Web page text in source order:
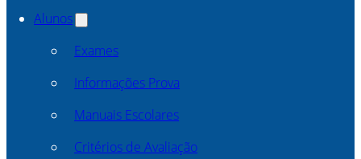
Alunos
Exames
Informações Prova
Manuais Escolares
Critérios de Avaliação